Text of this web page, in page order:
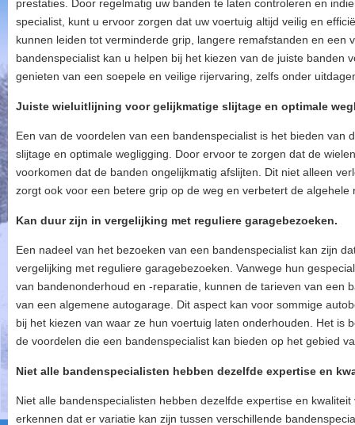
prestaties. Door regelmatig uw banden te laten controleren en
specialist, kunt u ervoor zorgen dat uw voertuig altijd veilig en
kunnen leiden tot verminderde grip, langere remafstanden en een
bandenspecialist kan u helpen bij het kiezen van de juiste banden
genieten van een soepele en veilige rijervaring, zelfs onder
Juiste wieluitlijning voor gelijkmatige slijtage en optimale
Een van de voordelen van een bandenspecialist is het bieden van
slijtage en optimale wegligging. Door ervoor te zorgen dat de
voorkomen dat de banden ongelijkmatig afslijten. Dit niet alleen
zorgt ook voor een betere grip op de weg en verbetert de
Kan duur zijn in vergelijking met reguliere garagebezoeken.
Een nadeel van het bezoeken van een bandenspecialist kan zijn
vergelijking met reguliere garagebezoeken. Vanwege hun
van bandenonderhoud en -reparatie, kunnen de tarieven van een
van een algemene autogarage. Dit aspect kan voor sommige
bij het kiezen van waar ze hun voertuig laten onderhouden. Het is
de voordelen die een bandenspecialist kan bieden op het gebied
Niet alle bandenspecialisten hebben dezelfde expertise en
Niet alle bandenspecialisten hebben dezelfde expertise en
erkennen dat er variatie kan zijn tussen verschillende